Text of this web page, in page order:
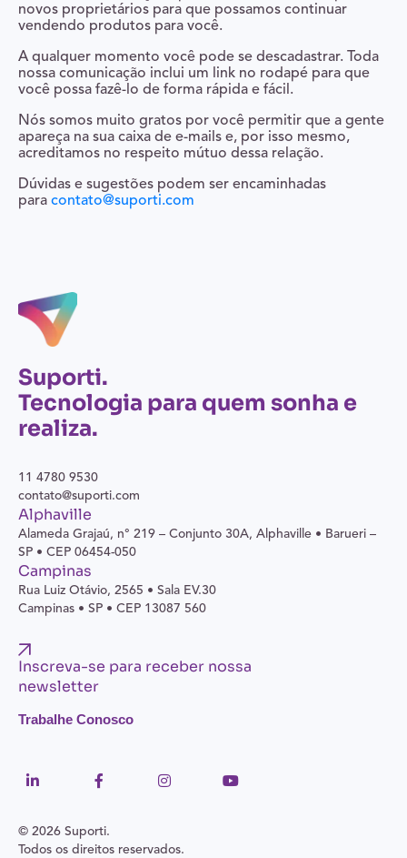
novos proprietários para que possamos continuar
vendendo produtos para você.
A qualquer momento você pode se descadastrar. Toda
nossa comunicação inclui um link no rodapé para que
você possa fazê-lo de forma rápida e fácil.
Nós somos muito gratos por você permitir que a gente
apareça na sua caixa de e-mails e, por isso mesmo,
acreditamos no respeito mútuo dessa relação.
Dúvidas e sugestões podem ser encaminhadas
para contato@suporti.com
Suporti.
Tecnologia para quem sonha e
realiza.
11 4780 9530
contato@suporti.com
Alphaville
Alameda Grajaú, n° 219 – Conjunto 30A, Alphaville • Barueri –
SP • CEP 06454-050
Campinas
Rua Luiz Otávio, 2565 • Sala EV.30
Campinas • SP • CEP 13087 560
Inscreva-se para receber nossa
newsletter
Trabalhe Conosco
© 2026 Suporti.
Todos os direitos reservados.